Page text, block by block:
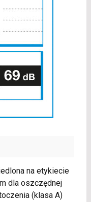
na etykiecie
dla oszczędnej
(klasa A)